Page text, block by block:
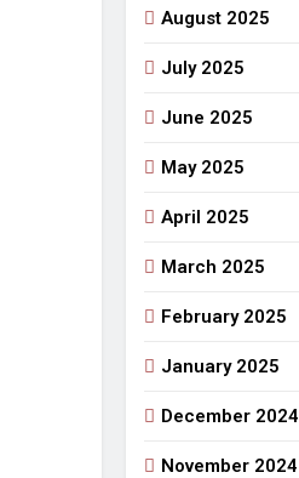
August 2025
July 2025
June 2025
May 2025
April 2025
March 2025
February 2025
January 2025
December 2024
November 2024